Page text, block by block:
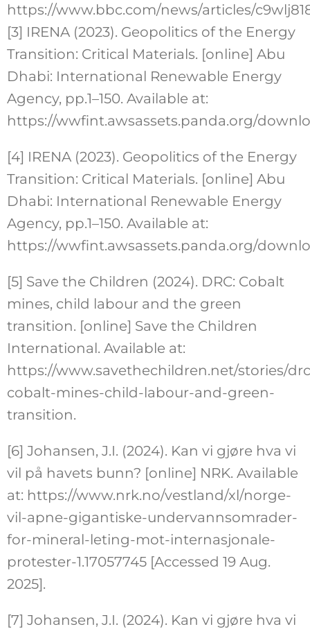
https://www.bbc.com/news/articles/
[3] IRENA (2023). Geopolitics of the Energy
Transition: Critical Materials. [online] Abu
Dhabi: International Renewable Energy
Agency, pp.1–150. Available at:
https://wwfint.awsassets.panda.org/
[4] IRENA (2023). Geopolitics of the Energy
Transition: Critical Materials. [online] Abu
Dhabi: International Renewable Energy
Agency, pp.1–150. Available at:
https://wwfint.awsassets.panda.org/
[5] Save the Children (2024). DRC: Cobalt
mines, child labour and the green
transition. [online] Save the Children
International. Available at:
https://www.savethechildren.net/stories/
cobalt-mines-child-labour-and-green-
transition.
[6] Johansen, J.I. (2024). Kan vi gjøre hva vi
vil på havets bunn? [online] NRK. Available
at: https://www.nrk.no/vestland/xl/norge-
vil-apne-gigantiske-undervannsomrader-
for-mineral-leting-mot-internasjonale-
protester-1.17057745 [Accessed 19 Aug.
2025].
[7] Johansen, J.I. (2024). Kan vi gjøre hva vi